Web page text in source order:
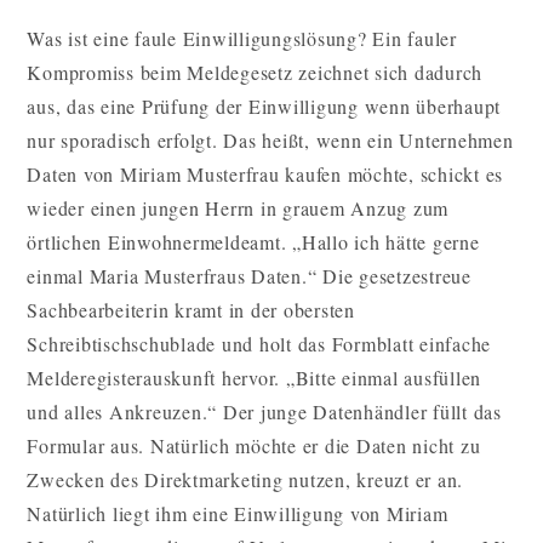
Was ist eine faule Einwilligungslösung? Ein fauler
Kompromiss beim Meldegesetz zeichnet sich dadurch
aus, das eine Prüfung der Einwilligung wenn überhaupt
nur sporadisch erfolgt. Das heißt, wenn ein Unternehmen
Daten von Miriam Musterfrau kaufen möchte, schickt es
wieder einen jungen Herrn in grauem Anzug zum
örtlichen Einwohnermeldeamt. „Hallo ich hätte gerne
einmal Maria Musterfraus Daten.“ Die gesetzestreue
Sachbearbeiterin kramt in der obersten
Schreibtischschublade und holt das Formblatt einfache
Melderegisterauskunft hervor. „Bitte einmal ausfüllen
und alles Ankreuzen.“ Der junge Datenhändler füllt das
Formular aus. Natürlich möchte er die Daten nicht zu
Zwecken des Direktmarketing nutzen, kreuzt er an.
Natürlich liegt ihm eine Einwilligung von Miriam